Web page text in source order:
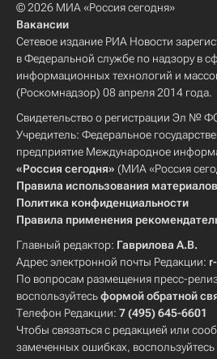
© 2026 МИА «Россия сегодня»
Вакансии
Сетевое издание РИА Новости
в Федеральной службе по надзору в
информационных технологий и
(Роскомнадзор) 08 апреля 2014 года.
Свидетельство о регистрации Эл №
Учредитель: Федеральное
предприятие Международное
«Россия сегодня» (МИА «Россия
Правила использования материалов
Политика конфиденциальности
Правила применения
Главный редактор: Гаврилова А.В.
Адрес электронной почты Редакции:
По вопросам размещения пресс-
воспользуйтесьформой обратной
Телефон Редакции: 7 (495) 645-6601
Чтобы связаться с редакцией или
замеченных ошибках, воспользуйтесь